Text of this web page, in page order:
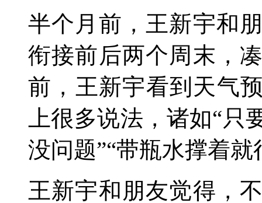
半个月前，王新宇和
衔接前后两个周末，
前，王新宇看到天气
上很多说法，诸如“
没问题”“带瓶水撑着
王新宇和朋友觉得，